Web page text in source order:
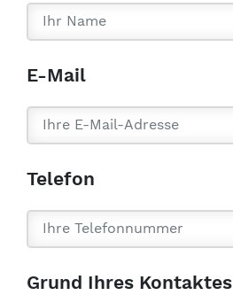
E-Mail
Telefon
Grund Ihres Kontaktes